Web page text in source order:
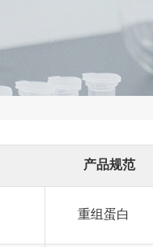
产品规范
重组蛋白